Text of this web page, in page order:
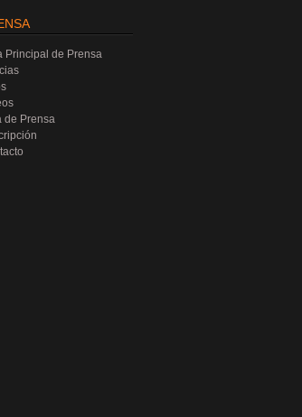
Principal de Prensa
de Prensa